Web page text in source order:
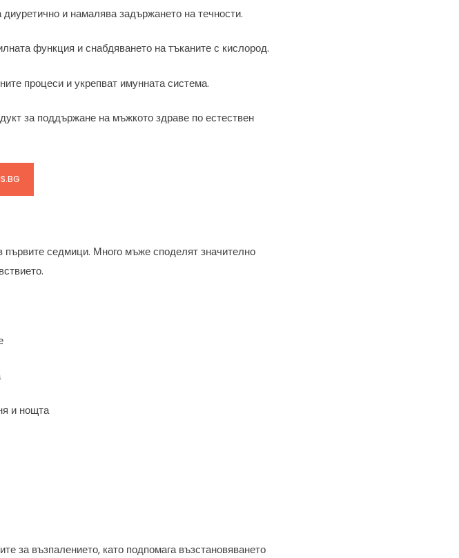
диуретично и намалява задържането на течности.
функция и снабдяването на тъканите с кислород.
процеси и укрепват имунната система.
за поддържане на мъжкото здраве по естествен
първите седмици. Много мъже споделят значително
и нощта
за възпалението, като подпомага възстановяването